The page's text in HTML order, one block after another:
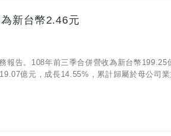
新台幣2.46元
告。108年前三季合併營收為新台幣199.25
億元，成長14.55%，累計歸屬於母公司業